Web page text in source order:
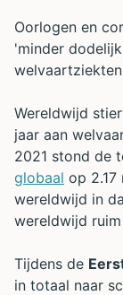
Oorlogen en
'minder
Wereldwijd
jaar aan
2021 stond de
globaal op
wereldwijd in
wereldwijd
Tijdens de
in totaal naar